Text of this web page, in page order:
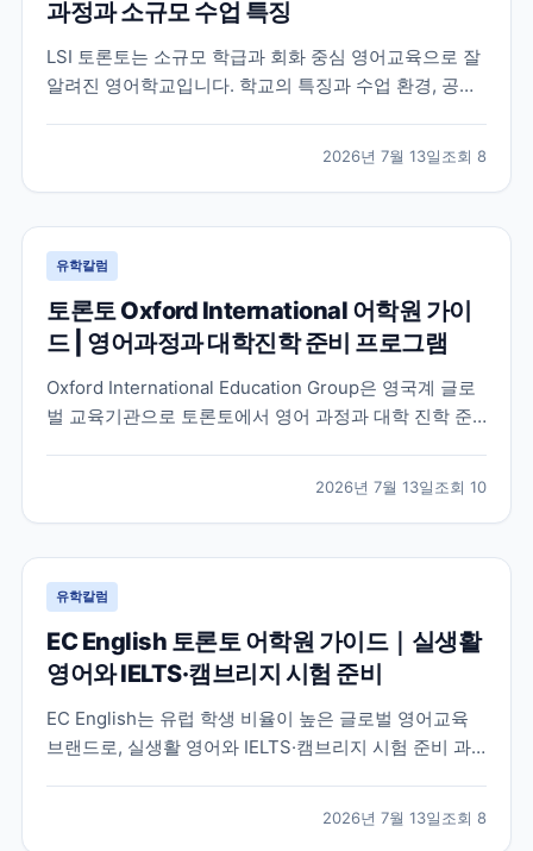
과정과 소규모 수업 특징
LSI 토론토는 소규모 학급과 회화 중심 영어교육으로 잘
알려진 영어학교입니다. 학교의 특징과 수업 환경, 공식
2026년 7월 13일조회 8
유학칼럼
토론토 Oxford International 어학원 가이
드 | 영어과정과 대학진학 준비 프로그램
Oxford International Education Group은 영국계 글로
벌 교육기관으로 토론토에서 영어 과정과 대학 진학 준
2026년 7월 13일조회 10
유학칼럼
EC English 토론토 어학원 가이드｜실생활
영어와 IELTS·캠브리지 시험 준비
EC English는 유럽 학생 비율이 높은 글로벌 영어교육
브랜드로, 실생활 영어와 IELTS·캠브리지 시험 준비 과
2026년 7월 13일조회 8